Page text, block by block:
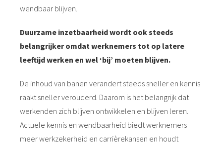
wendbaar blijven.
Duurzame inzetbaarheid wordt ook steeds
belangrijker omdat werknemers tot op latere
leeftijd werken en wel ‘bij’ moeten blijven.
De inhoud van banen verandert steeds sneller en kennis
raakt sneller verouderd. Daarom is het belangrijk dat
werkenden zich blijven ontwikkelen en blijven leren.
Actuele kennis en wendbaarheid biedt werknemers
meer werkzekerheid en carrièrekansen en houdt
van